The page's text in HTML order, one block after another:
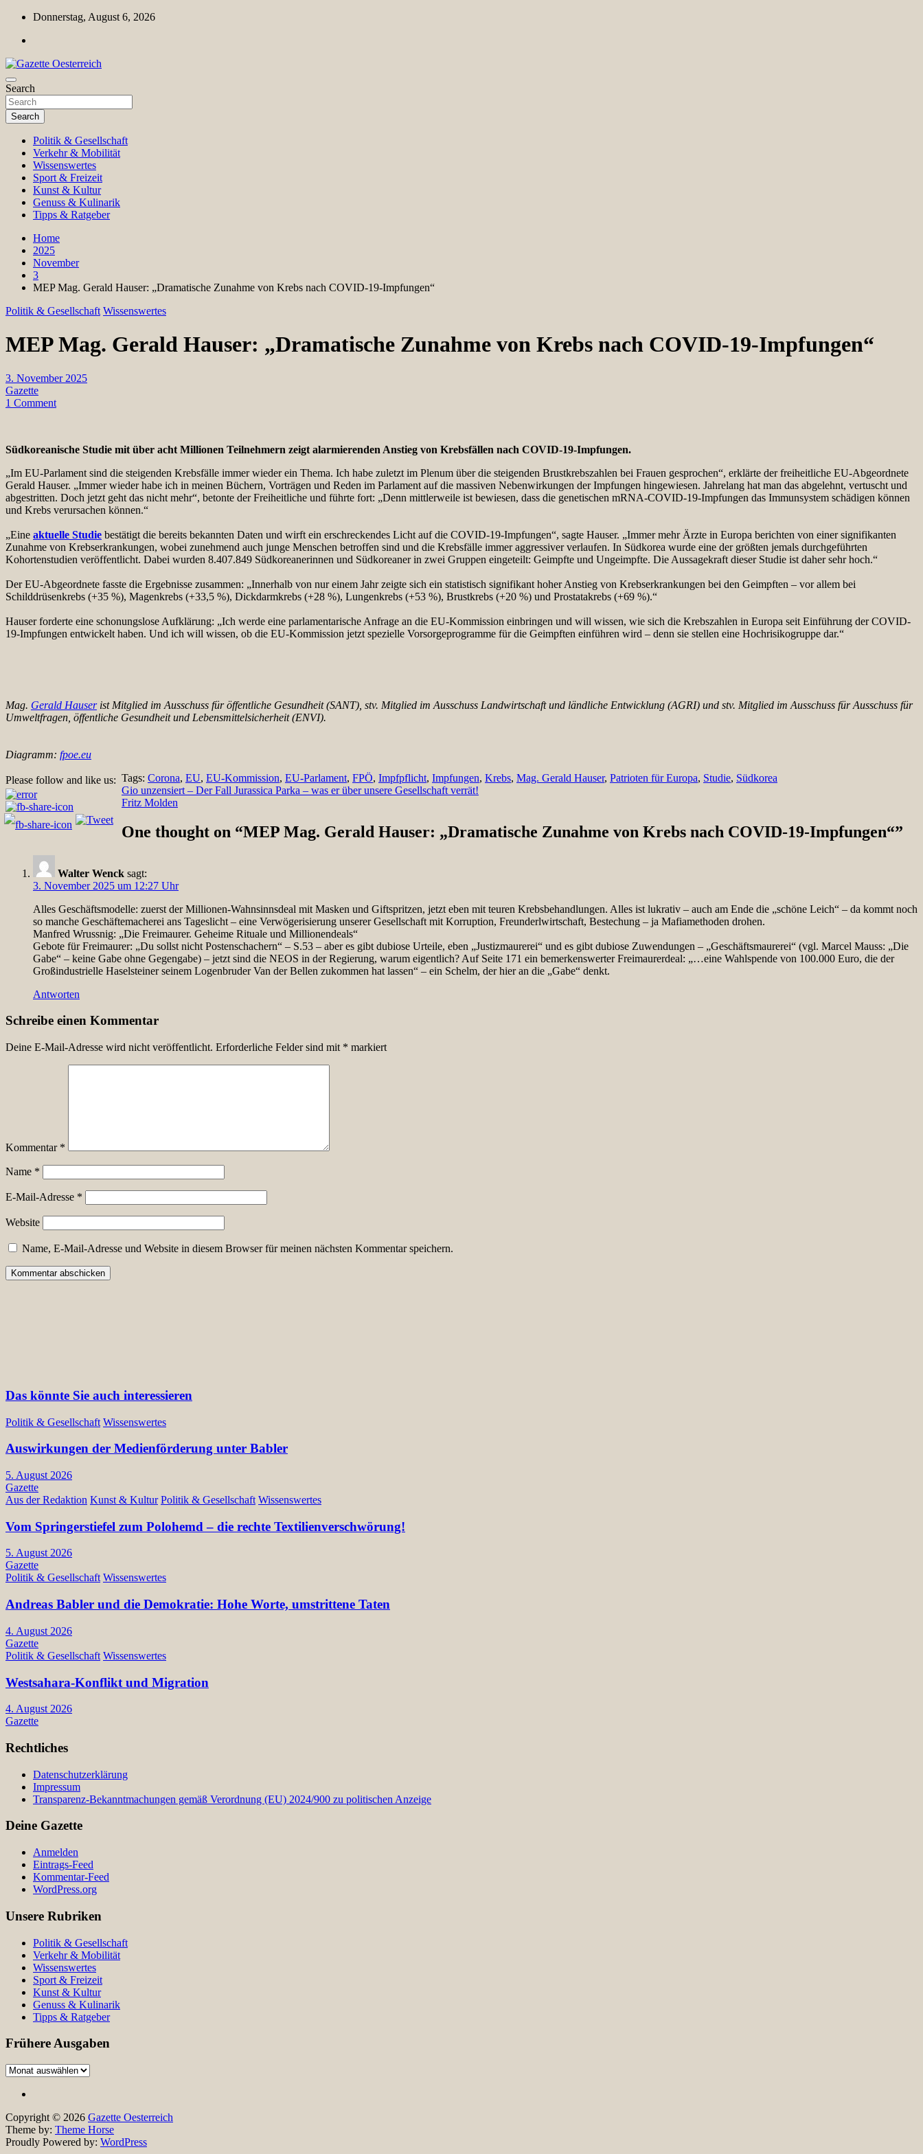
Skip
content
Donnerstag, August 6, 2026
Gazette Oesterreich
Magazin für Freizeit, Politik, Kultur & Wissenschaft
Search
Search
Politik & Gesellschaft
Verkehr & Mobilität
Wissenswertes
Sport & Freizeit
Kunst & Kultur
Genuss & Kulinarik
Tipps & Ratgeber
Home
2025
November
3
MEP Mag. Gerald Hauser: „Dramatische Zunahme von Krebs nach COVID-19-Impfungen“
Politik & Gesellschaft Wissenswertes
MEP Mag. Gerald Hauser: „Dramatische Zunahme von Krebs nach COVID-19-Impfungen“
3. November 2025
Gazette
1 Comment
Südkoreanische Studie mit über acht Millionen Teilnehmern zeigt alarmierenden Anstieg von Krebsfällen nach COVID-19-Impfungen.
„Im EU-Parlament sind die steigenden Krebsfälle immer wieder ein Thema. Ich habe zuletzt im Plenum über die steigenden Brustkrebszahlen bei Frauen gesprochen“, erklärte der freiheitliche EU-Abgeordnete
Gerald Hauser. „Immer wieder habe ich in meinen Büchern, Vorträgen und Reden im Parlament auf die massiven Nebenwirkungen der Impfungen hingewiesen. Jahrelang hat man das abgelehnt, vertuscht und
abgestritten. Doch jetzt geht das nicht mehr“, betonte der Freiheitliche und führte fort: „Denn mittlerweile ist bewiesen, dass die genetischen mRNA-COVID-19-Impfungen das Immunsystem schädigen können
und Krebs verursachen können.“
„Eine aktuelle Studie bestätigt die bereits bekannten Daten und wirft ein erschreckendes Licht auf die COVID-19-Impfungen“, sagte Hauser. „Immer mehr Ärzte in Europa berichten von einer signifikanten
Zunahme von Krebserkrankungen, wobei zunehmend auch junge Menschen betroffen sind und die Krebsfälle immer aggressiver verlaufen. In Südkorea wurde eine der größten jemals durchgeführten
Kohortenstudien veröffentlicht. Dabei wurden 8.407.849 Südkoreanerinnen und Südkoreaner in zwei Gruppen eingeteilt: Geimpfte und Ungeimpfte. Die Aussagekraft dieser Studie ist daher sehr hoch.“
Der EU-Abgeordnete fasste die Ergebnisse zusammen: „Innerhalb von nur einem Jahr zeigte sich ein statistisch signifikant hoher Anstieg von Krebserkrankungen bei den Geimpften – vor allem bei
Schilddrüsenkrebs (+35 %), Magenkrebs (+33,5 %), Dickdarmkrebs (+28 %), Lungenkrebs (+53 %), Brustkrebs (+20 %) und Prostatakrebs (+69 %).“
Hauser forderte eine schonungslose Aufklärung: „Ich werde eine parlamentarische Anfrage an die EU-Kommission einbringen und will wissen, wie sich die Krebszahlen in Europa seit Einführung der COVID-
19-Impfungen entwickelt haben. Und ich will wissen, ob die EU-Kommission jetzt spezielle Vorsorgeprogramme für die Geimpften einführen wird – denn sie stellen eine Hochrisikogruppe dar.“
Mag. Gerald Hauser ist Mitglied im Ausschuss für öffentliche Gesundheit (SANT), stv. Mitglied im Ausschuss Landwirtschaft und ländliche Entwicklung (AGRI) und stv. Mitglied im Ausschuss für Ausschuss für
Umweltfragen, öffentliche Gesundheit und Lebensmittelsicherheit (ENVI).
Diagramm: fpoe.eu
Please follow and like us: Tags: Corona, EU, EU-Kommission, EU-Parlament, FPÖ, Impfpflicht, Impfungen, Krebs, Mag. Gerald Hauser, Patrioten für Europa, Studie, Südkorea
BeitragsnavigationGio unzensiert – Der Fall Jurassica Parka – was er über unsere Gesellschaft verrät!
Fritz Molden
One thought on “MEP Mag. Gerald Hauser: „Dramatische Zunahme von Krebs nach COVID-19-Impfungen“”
Walter Wenck sagt:
3. November 2025 um 12:27 Uhr
Alles Geschäftsmodelle: zuerst der Millionen-Wahnsinnsdeal mit Masken und Giftspritzen, jetzt eben mit teuren Krebsbehandlungen. Alles ist lukrativ – auch am Ende die „schöne Leich“ – da kommt noch
so manche Geschäftemacherei ans Tageslicht – eine Verwögerisierung unserer Gesellschaft mit Korruption, Freunderlwirtschaft, Bestechung – ja Mafiamethoden drohen.
Manfred Wrussnig: „Die Freimaurer. Geheime Rituale und Millionendeals“
Gebote für Freimaurer: „Du sollst nicht Postenschachern“ – S.53 – aber es gibt dubiose Urteile, eben „Justizmaurerei“ und es gibt dubiose Zuwendungen – „Geschäftsmaurerei“ (vgl. Marcel Mauss: „Die
Gabe“ – keine Gabe ohne Gegengabe) – jetzt sind die NEOS in der Regierung, warum eigentlich? Auf Seite 171 ein bemerkenswerter Freimaurerdeal: „…eine Wahlspende von 100.000 Euro, die der
Großindustrielle Haselsteiner seinem Logenbruder Van der Bellen zukommen hat lassen“ – ein Schelm, der hier an die „Gabe“ denkt.
Antworten
Schreibe einen Kommentar
Deine E-Mail-Adresse wird nicht veröffentlicht. Erforderliche Felder sind mit * markiert
Kommentar *
Name *
E-Mail-Adresse *
Website
Name, E-Mail-Adresse und Website in diesem Browser für meinen nächsten Kommentar speichern.
Das könnte Sie auch interessieren
Politik & Gesellschaft Wissenswertes
Auswirkungen der Medienförderung unter Babler
5. August 2026
Gazette
Aus der Redaktion Kunst & Kultur Politik & Gesellschaft Wissenswertes
Vom Springerstiefel zum Polohemd – die rechte Textilienverschwörung!
5. August 2026
Gazette
Politik & Gesellschaft Wissenswertes
Andreas Babler und die Demokratie: Hohe Worte, umstrittene Taten
4. August 2026
Gazette
Politik & Gesellschaft Wissenswertes
Westsahara-Konflikt und Migration
4. August 2026
Gazette
Rechtliches
Datenschutzerklärung
Impressum
Transparenz-Bekanntmachungen gemäß Verordnung (EU) 2024/900 zu politischen Anzeige
Deine Gazette
Anmelden
Eintrags-Feed
Kommentar-Feed
WordPress.org
Unsere Rubriken
Politik & Gesellschaft
Verkehr & Mobilität
Wissenswertes
Sport & Freizeit
Kunst & Kultur
Genuss & Kulinarik
Tipps & Ratgeber
Frühere Ausgaben
Frühere
Copyright © 2026 Gazette Oesterreich
Theme by: Theme Horse
Proudly Powered by: WordPress